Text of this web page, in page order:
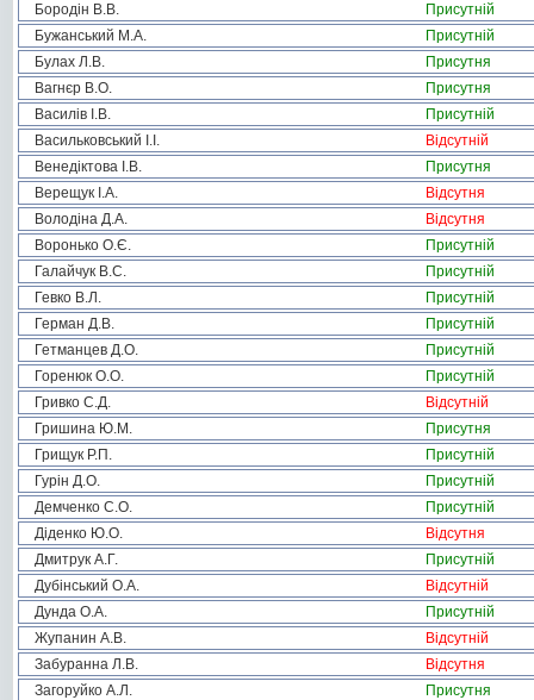
Бородін В.В.
Присутній
Бужанський М.А.
Присутній
Булах Л.В.
Присутня
Вагнєр В.О.
Присутня
Василів І.В.
Присутній
Васильковський І.І.
Відсутній
Венедіктова І.В.
Присутня
Верещук І.А.
Відсутня
Володіна Д.А.
Відсутня
Воронько О.Є.
Присутній
Галайчук В.С.
Присутній
Гевко В.Л.
Присутній
Герман Д.В.
Присутній
Гетманцев Д.О.
Присутній
Горенюк О.О.
Присутній
Гривко С.Д.
Відсутній
Гришина Ю.М.
Присутня
Грищук Р.П.
Присутній
Гурін Д.О.
Присутній
Демченко С.О.
Присутній
Діденко Ю.О.
Відсутня
Дмитрук А.Г.
Присутній
Дубінський О.А.
Відсутній
Дунда О.А.
Присутній
Жупанин А.В.
Відсутній
Забуранна Л.В.
Відсутня
Загоруйко А.Л.
Присутня